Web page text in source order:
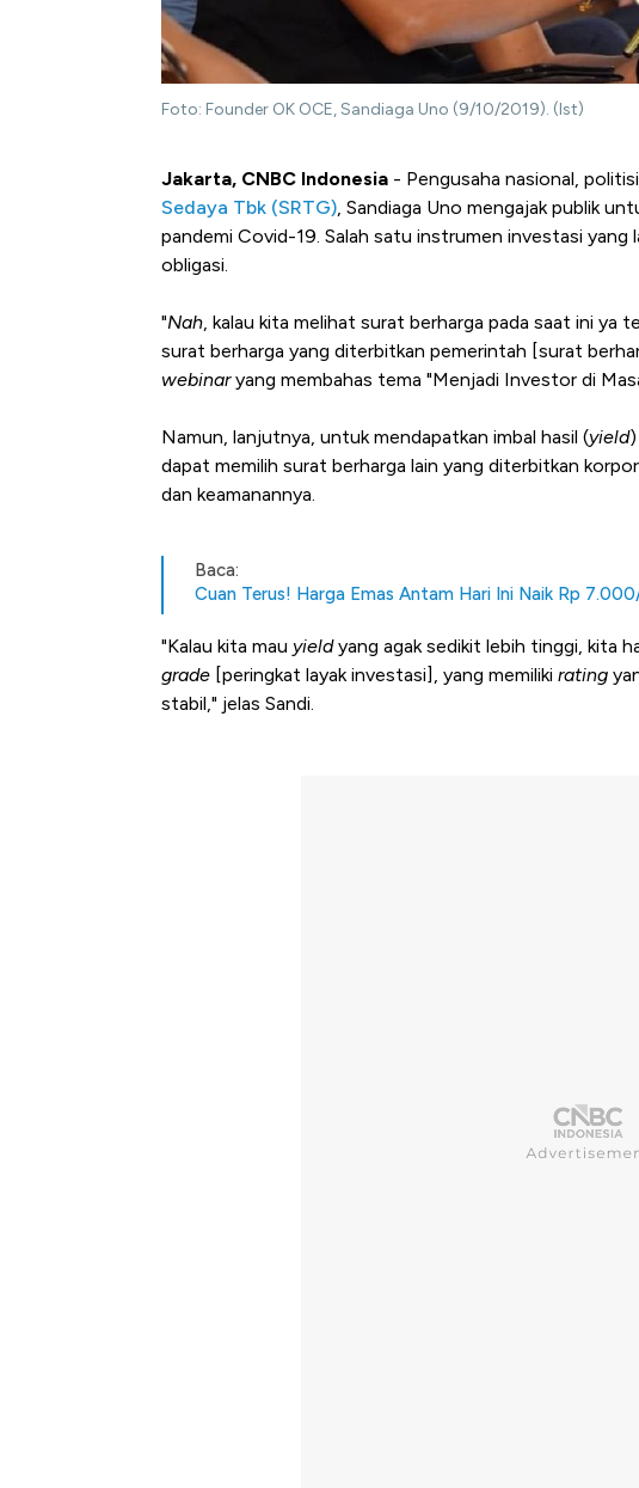
Foto: Founder OK OCE, Sandiaga Uno (9/10/2019). (Ist)
Jakarta, CNBC Indonesia - Pengusaha nasional,
Sedaya Tbk (SRTG), Sandiaga Uno mengajak publik
pandemi Covid-19. Salah satu instrumen investasi yang
obligasi.
"Nah, kalau kita melihat surat berharga pada saat ini ya
surat berharga yang diterbitkan pemerintah [surat
webinaryang membahas tema "Menjadi Investor di
Namun, lanjutnya, untuk mendapatkan imbal hasil (yield
dapat memilih surat berharga lain yang diterbitkan
dan keamanannya.
Baca:
Cuan Terus! Harga Emas Antam Hari Ini Naik Rp
"Kalau kita mau yieldyang agak sedikit lebih tinggi, kita
grade [peringkat layak investasi], yang memiliki rating
stabil," jelas Sandi.